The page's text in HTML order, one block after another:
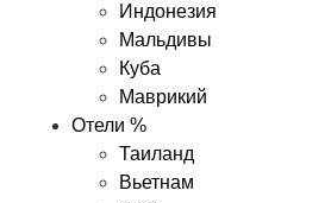
Индонезия
Мальдивы
Куба
Маврикий
Отели %
Таиланд
Вьетнам